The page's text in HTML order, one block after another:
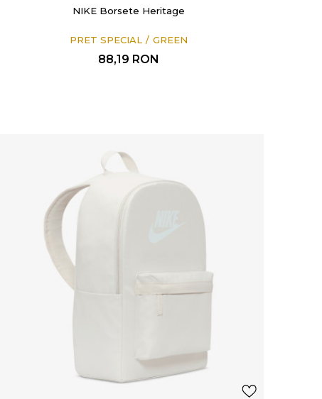
NIKE Borsete Heritage
PRET SPECIAL GREEN
88,19 RON